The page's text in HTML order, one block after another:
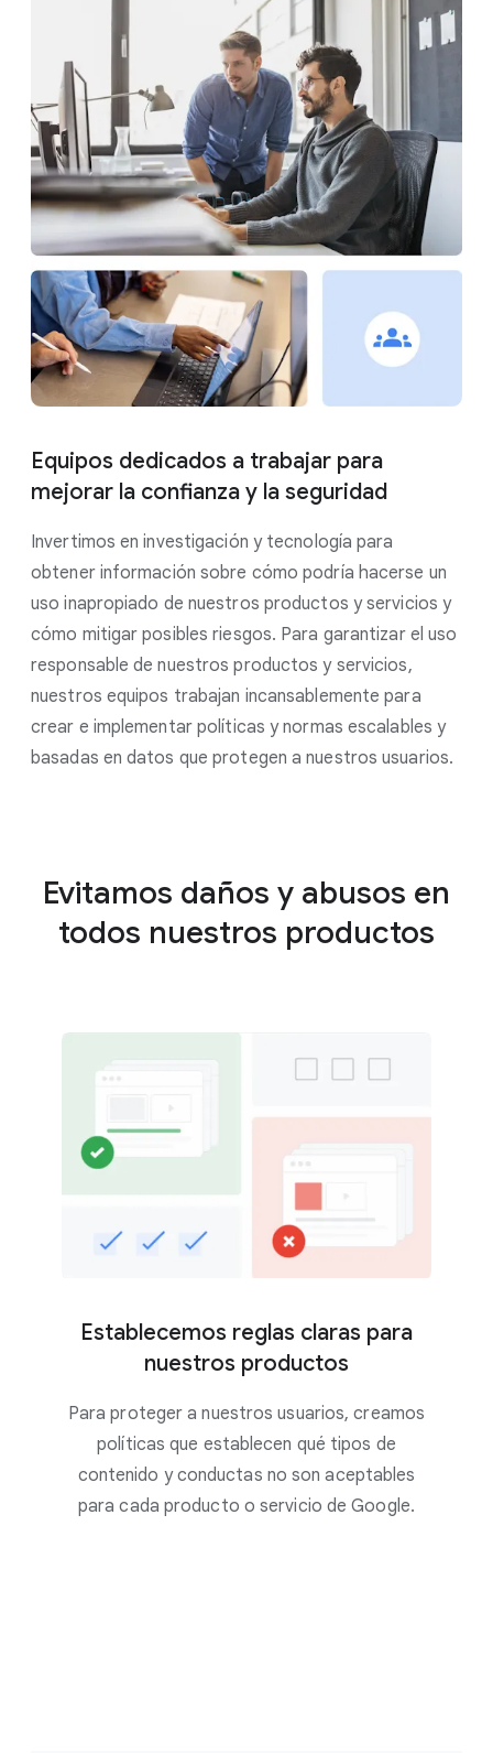
Equipos dedicados a trabajar para
mejorar la confianza y la seguridad
Invertimos en investigación y tecnología para
obtener información sobre cómo podría hacerse un
uso inapropiado de nuestros productos y servicios y
cómo mitigar posibles riesgos. Para garantizar el uso
responsable de nuestros productos y servicios,
nuestros equipos trabajan incansablemente para
crear e implementar políticas y normas escalables y
basadas en datos que protegen a nuestros usuarios.
Evitamos daños y abusos en
todos nuestros productos
Establecemos reglas claras para
nuestros productos
Para proteger a nuestros usuarios, creamos
políticas que establecen qué tipos de
contenido y conductas no son aceptables
para cada producto o servicio de Google.